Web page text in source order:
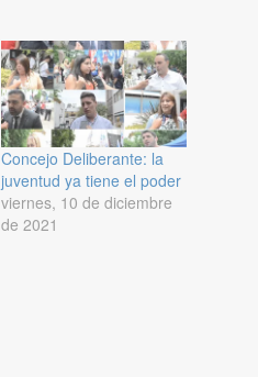
Concejo Deliberante: la
juventud ya tiene el poder
viernes, 10 de diciembre
de 2021